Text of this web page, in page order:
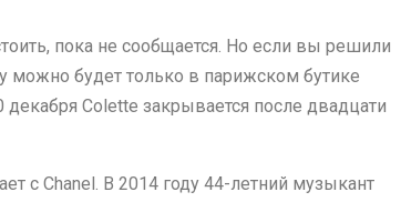
пока не сообщается. Но если вы решили
можно будет только в парижском бутике
Colette закрывается после двадцати
с Chanel. В 2014 году 44-летний музыкант